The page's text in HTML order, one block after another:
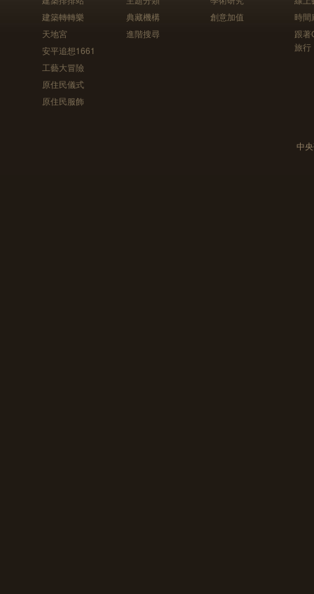
建築轉轉樂
天地宮
安平追想1661
工藝大冒險
原住民儀式
原住民服飾
典藏機構
進階搜尋
創意加值
時間
跟
旅行
中